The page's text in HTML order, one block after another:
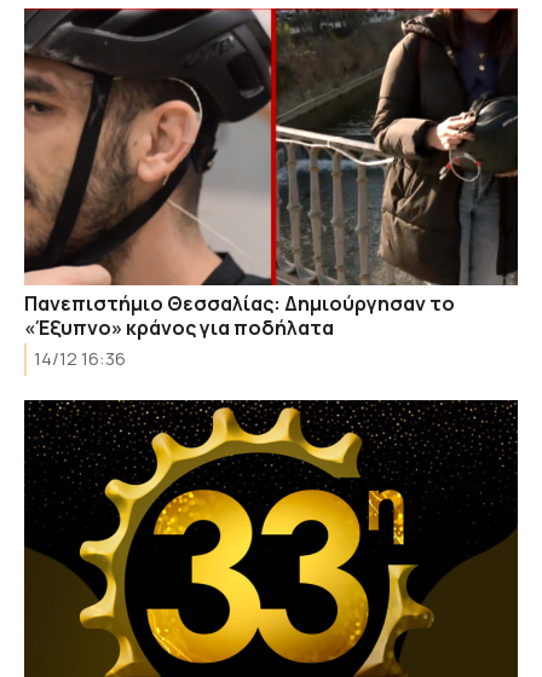
Πανεπιστήμιο Θεσσαλίας: Δημιούργησαν το
«Έξυπνο» κράνος για ποδήλατα
14/12 16:36